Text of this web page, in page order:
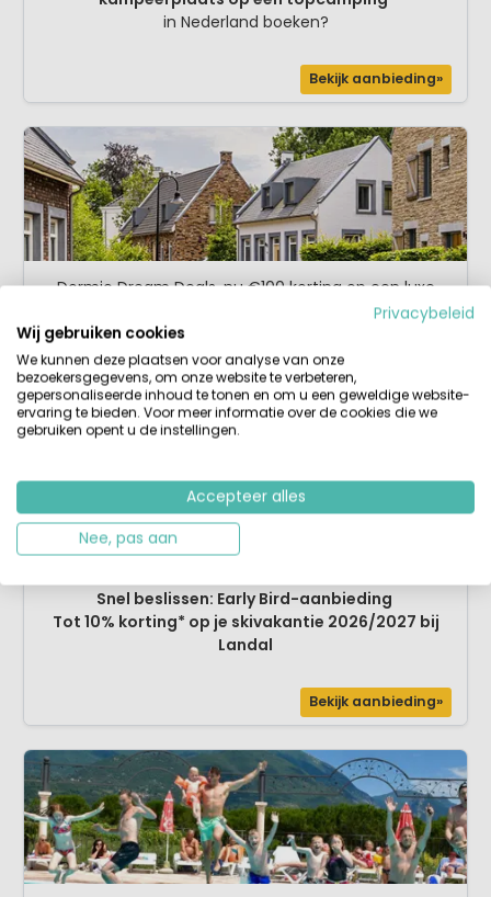
in Nederland boeken?
Bekijk aanbieding»
Dormio Dream Deals, nu €100 korting op een luxe
Code
Bekijk aanbieding»
Snel beslissen: Early Bird-aanbieding
Tot 10% korting* op je skivakantie 2026/2027 bij
Landal
Bekijk aanbieding»
Privacybeleid
Wij gebruiken cookies
We kunnen deze plaatsen voor analyse van onze
bezoekersgegevens, om onze website te verbeteren,
gepersonaliseerde inhoud te tonen en om u een geweldige website-
ervaring te bieden. Voor meer informatie over de cookies die we
gebruiken opent u de instellingen.
Accepteer alles
Nee, pas aan